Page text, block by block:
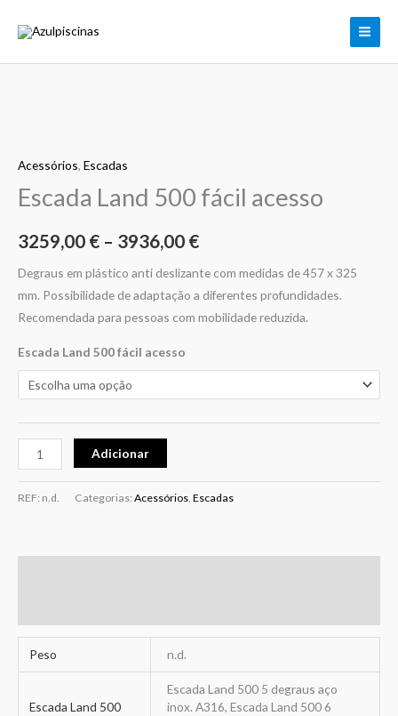
Acessórios, Escadas
Escada Land 500 fácil acesso
3259,00 € – 3936,00 €
3259,00 €
through
3936,00 €
Degraus em plástico anti deslizante com medidas de 457 x 325
mm. Possibilidade de adaptação a diferentes profundidades.
Recomendada para pessoas com mobilidade reduzida.
Escada Land 500 fácil acesso
Escada
Land
fácil
Adicionar
REF: n.d. Categorias: Acessórios Escadas
Peso n.d.
Escada Land 500
Escada Land 500 5 degraus aço
inox. A316, Escada Land 500 6